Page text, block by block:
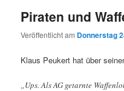
Piraten und
Veröffentlicht am Donnerstag
Klaus Peukert hat über
„Ups. Als AG getarnte